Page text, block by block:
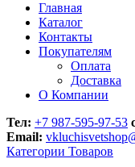
Главная
Каталог
Контакты
Покупателям
Оплата
Доставка
О Компании
Тел: +7 987-595-97-53
Email:
Категории Товаров